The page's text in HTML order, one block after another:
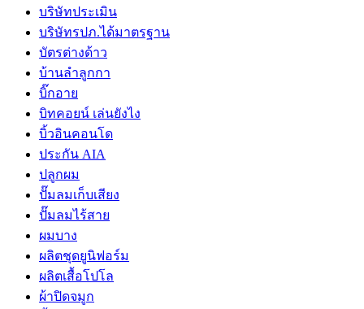
บริษัทประเมิน
บริษัทรปภ.ได้มาตรฐาน
บัตรต่างด้าว
บ้านลำลูกกา
บิ๊กอาย
บิทคอยน์ เล่นยังไง
บิ้วอินคอนโด
ประกัน AIA
ปลูกผม
ปั๊มลมเก็บเสียง
ปั๊มลมไร้สาย
ผมบาง
ผลิตชุดยูนิฟอร์ม
ผลิตเสื้อโปโล
ผ้าปิดจมูก